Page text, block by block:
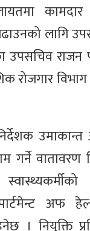
लागि
उपसचिव
रोजगार
गर्ने वातावरण
अफ